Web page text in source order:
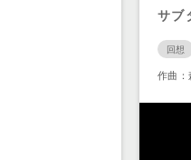
サブ
回想
作曲